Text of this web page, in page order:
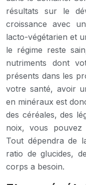
résultats sur le
croissance avec
lacto-végétarien et
le régime reste
nutriments dont
présents dans les
votre santé, avoir
en minéraux est
des céréales, des
noix, vous
Tout dépendra de
ratio de glucides,
corps a besoin.